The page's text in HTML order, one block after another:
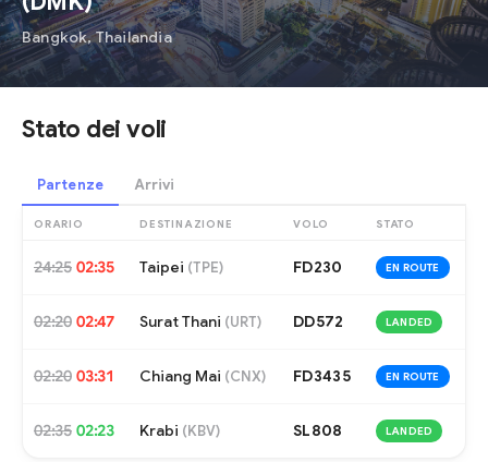
Bangkok,Thailandia
Stato dei voli
Partenze Arrivi
ORARIO DESTINAZIONE VOLO STATO
24:25 02:35 Taipei (TPE) FD230 EN ROUTE
02:20 02:47 Surat Thani (URT) DD572 LANDED
02:20 03:31 Chiang Mai (CNX) FD3435 EN ROUTE
02:35 02:23 Krabi (KBV) SL808 LANDED